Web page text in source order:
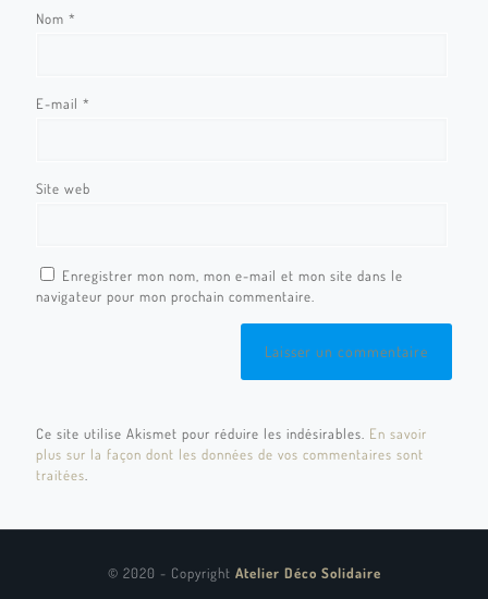
Nom *
E-mail *
Site web
Enregistrer mon nom, mon e-mail et mon site dans le
navigateur pour mon prochain commentaire.
Ce site utilise Akismet pour réduire les indésirables. En savoir
plus sur la façon dont les données de vos commentaires sont
traitées
© 2020 - Copyright Atelier Déco Solidaire